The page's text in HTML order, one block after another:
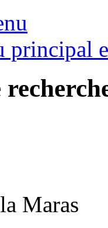
principal
Maras